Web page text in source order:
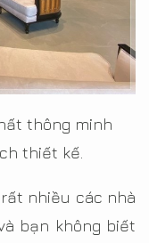
thông minh
thiết kế.
nhiều các nhà
bạn không biết